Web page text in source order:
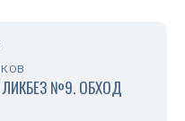
№9. ОБХОД